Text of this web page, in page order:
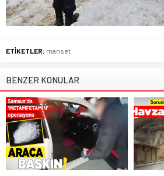
ETİKETLER: manset
BENZER KONULAR